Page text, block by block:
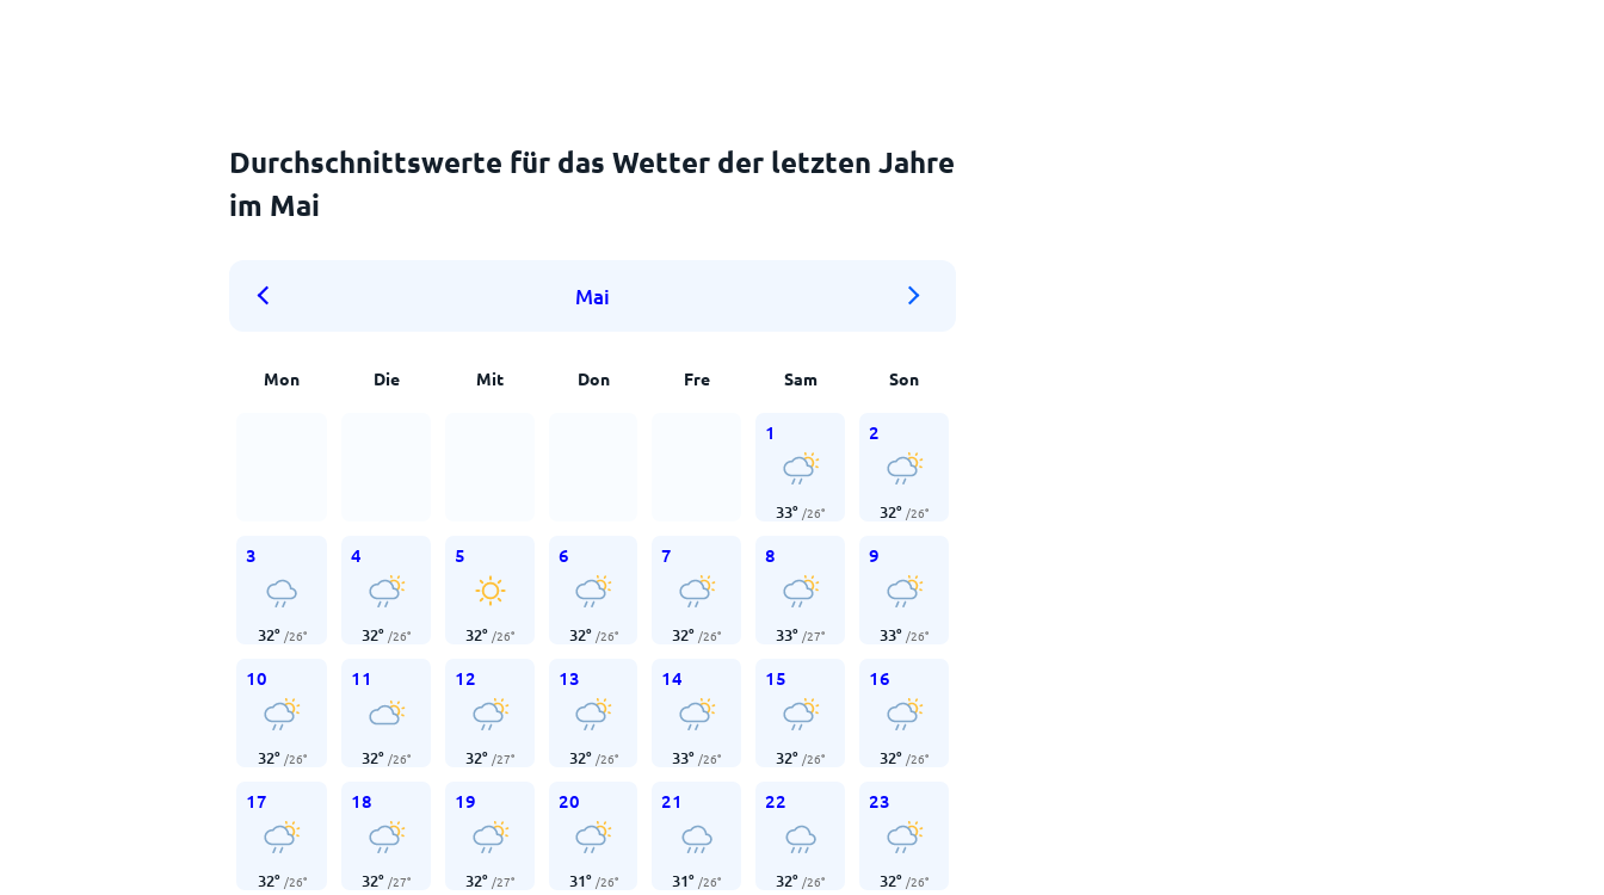
Durchschnittswerte für das Wetter der letzten Jahre
im Mai
Mai
Mon Die Mit Don Fre Sam Son
1
33° /26°
2
32° /26°
3
32° /26°
4
32° /26°
5
32° /26°
6
32° /26°
7
32° /26°
8
33° /27°
9
33° /26°
10
32° /26°
11
32° /26°
12
32° /27°
13
32° /26°
14
33° /26°
15
32° /26°
16
32° /26°
17
32° /26°
18
32° /27°
19
32° /27°
20
31° /26°
21
31° /26°
22
32° /26°
23
32° /26°